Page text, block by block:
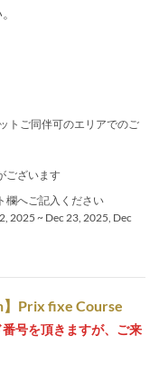
トご同伴可のエリアでのご
ございます
欄へご記入ください
2025 ~ Dec 23, 2025, Dec
】Prix fixe Course
号を頂きますが、ご来